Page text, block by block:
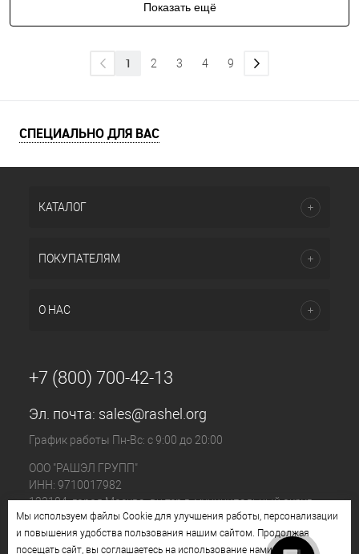
Показать ещё
1 2 3 4 9
СПЕЦИАЛЬНО ДЛЯ ВАС
КАТАЛОГ
ПОКУПАТЕЛЯМ
О НАС
+7 (800) 700-42-13
Эл. почта: sales@rashel.org
График работы Пн-Вс: с 9:00 до 20:00
ООО "РАШЭЛ ГРУПП"
ИНН: 9710017982
123104, город Москва, вн.тер.г. муниципальный округ
Пресненский, ул. Большая Бронная, д. 23 стр. 1, этаж 4
помещ. I, ком. №11
Мы используем файлы Cookie для улучшения работы, персонализации
и повышения удобства пользования нашим сайтом. Продолжая
посещать сайт, вы соглашаетесь на использование нами файлов